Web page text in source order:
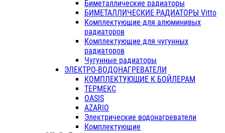
Биметаллические радиаторы
БИМЕТАЛЛИЧЕСКИЕ РАДИАТОРЫ Vitto
Комплектующие для алюминивых
радиаторов
Комплектующие для чугунных
радиаторов
Чугунные радиаторы
ЭЛЕКТРО-ВОДОНАГРЕВАТЕЛИ
КОМПЛЕКТУЮЩИЕ К БОЙЛЕРАМ
ТЕРМЕКС
OASIS
AZARIO
Электрические водонагреватели
Комплектующие